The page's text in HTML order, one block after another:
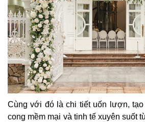
Cùng với đó là chi tiết uốn lượn,
cong mềm mại và tinh tế xuyên suốt